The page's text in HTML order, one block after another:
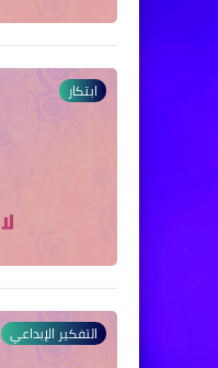
ابتكار
التفكير الإبداعي